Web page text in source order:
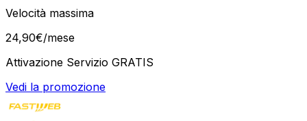
Velocità massima
24,90€/mese
Attivazione Servizio GRATIS
Vedi la promozione